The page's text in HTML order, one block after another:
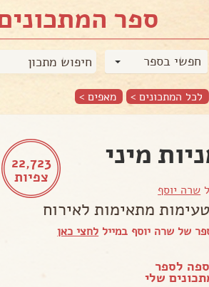
ספר
חפשי בספר
לכל המתכונים > מאפים >
22,723
צפיות
מיני
שרה יוסף
מתאימות לאירוח
של שרה יוסף במייל לחצי כאן
לספר
שלי